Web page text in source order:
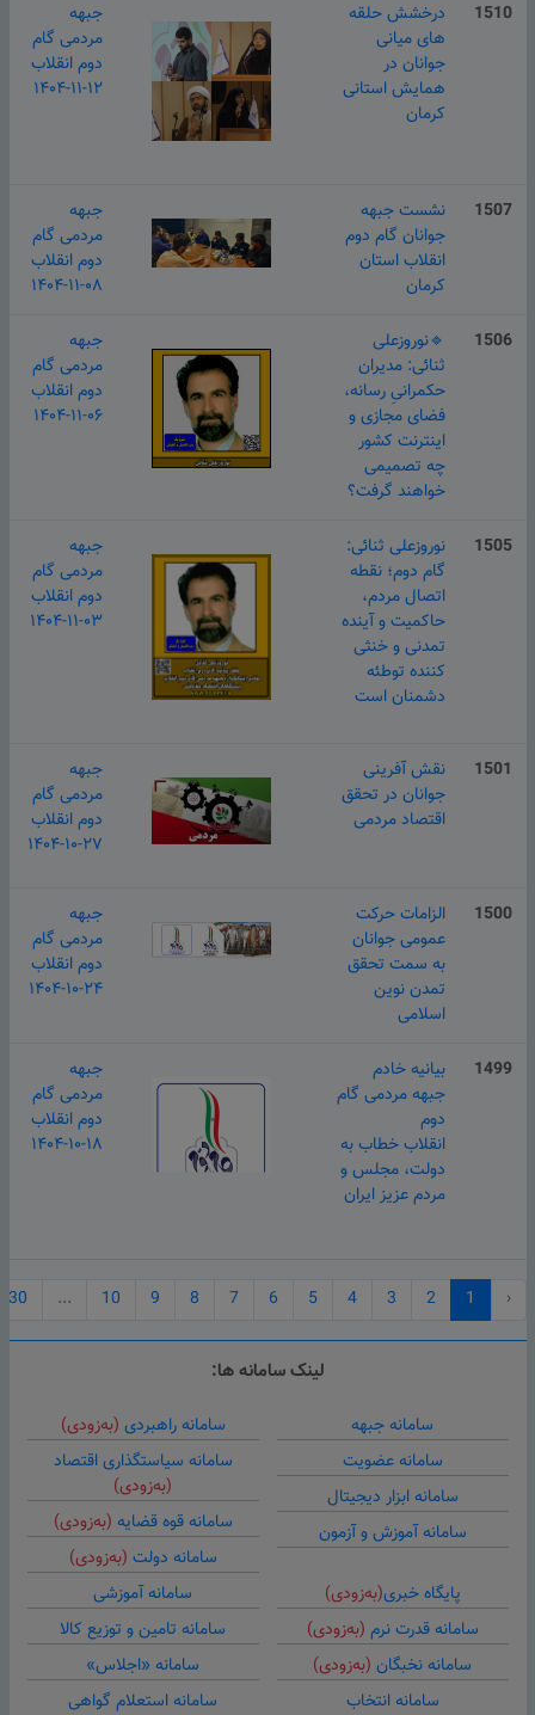
1510
درخشش حلقه
های میانی
جوانان در
همایش استانی
کرمان
جبهه
مردمی گام
دوم انقلاب
۱۴۰۴-۱۱-۱۲
1507
نشست جبهه
جوانان گام دوم
انقلاب استان
کرمان
جبهه
مردمی گام
دوم انقلاب
۱۴۰۴-۱۱-۰۸
1506
🔹️نوروزعلی
ثنائی: مدیران
حکمرانیِ رسانه،
فضای مجازی و
اینترنت کشور
چه تصمیمی
خواهند گرفت؟
جبهه
مردمی گام
دوم انقلاب
۱۴۰۴-۱۱-۰۶
1505
نوروزعلی ثنائی:
گام دوم؛ نقطه
اتصال مردم،
حاکمیت و آینده
تمدنی و خنثی
کننده توطئه
دشمنان است
جبهه
مردمی گام
دوم انقلاب
۱۴۰۴-۱۱-۰۳
1501
نقش آفرینی
جوانان در تحقق
اقتصاد مردمی
جبهه
مردمی گام
دوم انقلاب
۱۴۰۴-۱۰-۲۷
1500
الزامات حرکت
عمومی جوانان
به سمت تحقق
تمدن نوین
اسلامی
جبهه
مردمی گام
دوم انقلاب
۱۴۰۴-۱۰-۲۴
1499
بیانیه خادم
جبهه مردمی گام
دوم
انقلاب خطاب به
دولت، مجلس و
مردم عزیز ایران
جبهه
مردمی گام
دوم انقلاب
۱۴۰۴-۱۰-۱۸
‹
1
2
3
4
5
6
7
8
9
10
...
30
لینک سامانه ها:
سامانه جبهه
سامانه عضویت
سامانه ابزار دیجیتال
سامانه آموزش و آزمون
سامانه راهبردی (به‌زودی)
سامانه سیاستگذاری اقتصاد
(به‌زودی)
سامانه قوه قضایه (به‌زودی)
سامانه دولت (به‌زودی)
پایگاه خبری(به‌زودی)
سامانه قدرت نرم (به‌زودی)
سامانه نخبگان (به‌زودی)
سامانه انتخاب
سامانه آموزشی
سامانه تامین و توزیع کالا
سامانه «اجلاس»
سامانه استعلام گواهی